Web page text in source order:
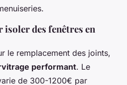
des fenêtres en
le remplacement des joints,
performant. Le
de 300-1200€ par